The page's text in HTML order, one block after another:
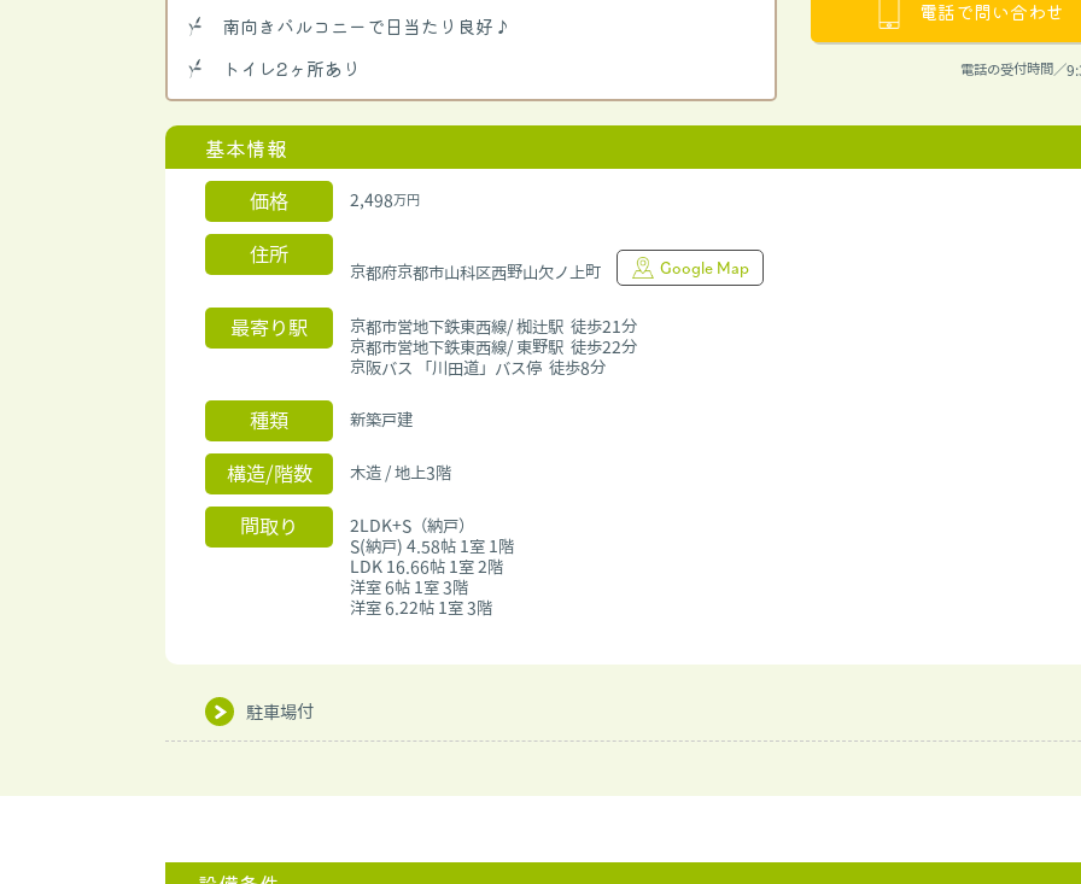
電話で問い合わせ
電話の受付時間／
南向きバルコニーで日当たり良好♪
トイレ2ヶ所あり
基本情報
価格 2,498万円
住所
京都府京都市山科区西野山欠ノ上町 Google Map
最寄り駅
京都市営地下鉄東西線/ 椥辻駅 徒歩21分
京都市営地下鉄東西線/ 東野駅 徒歩22分
京阪バス 「川田道」バス停 徒歩8分
種類 新築戸建
構造/階数 木造 / 地上3階
間取り
2LDK+S（納戸）
S(納戸) 4.58帖 1室 1階
LDK 16.66帖 1室 2階
洋室 6帖 1室 3階
洋室 6.22帖 1室 3階
駐車場付